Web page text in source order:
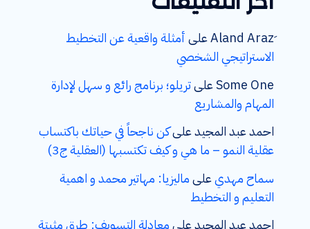
ِAland Araz علىأمثلة واقعية عن التخطيط
الاستراتيجي الشخصي
Some Oneعلىتريلو؛ برنامج رائع و سهل لإدارة
المهام والمشاريع
احمد عبد المجيدعلىكن ناجحاً في حياتك باكتساب
عقلية النمو – ما هي و كيف تكتسبها (العقلية ج3)
سماح مهديعلىماليزيا: مهاتير محمد و اهمية
التعليم و التخطيط
احمد عبد المجيدعلىمعادلة التسويف: طرق مثبتة